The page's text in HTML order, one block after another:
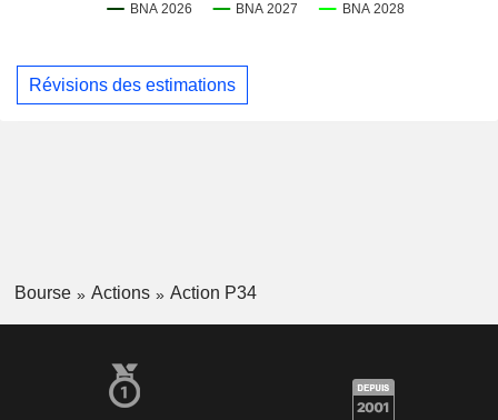
Révisions des estimations
Bourse Actions Action P34